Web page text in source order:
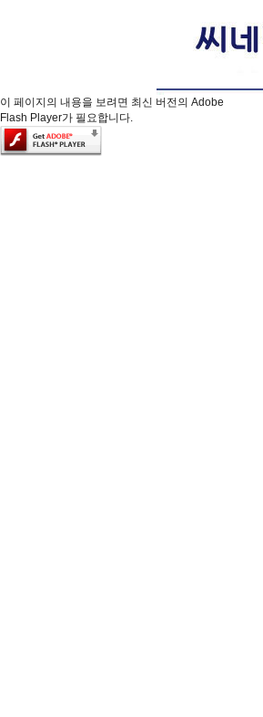
이 페이지의 내용을 보려면 최신 버전의 Adobe
Flash Player가 필요합니다.